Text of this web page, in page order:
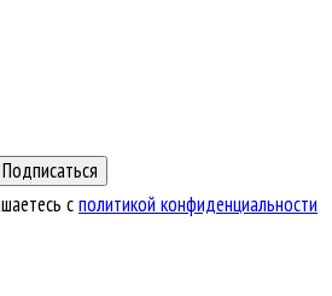
Подписаться
сполитикой конфиденциальности